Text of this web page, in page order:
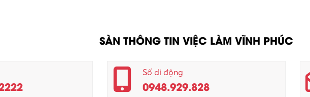
SÀN THÔNG TIN VIỆC LÀM VĨNH PHÚC
Số di động
0948.929.828